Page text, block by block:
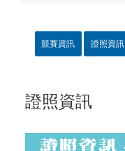
競賽資訊 證照資訊
證照資訊